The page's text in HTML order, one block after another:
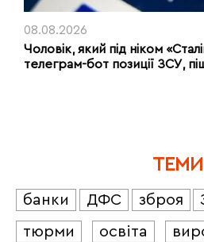
08.08.2026
Чоловік, який під ніком
телеграм-бот позиції ЗСУ,
ТЕМИ
банки ДФС зброя
тюрми
освіта